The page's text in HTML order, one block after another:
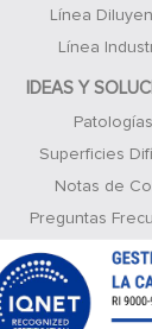
Línea
Línea
IDEAS Y
Patologías
Superficies
Notas de
Preguntas